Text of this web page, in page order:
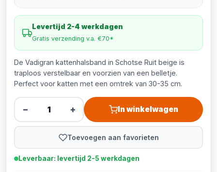
Levertijd 2-4 werkdagen
Gratis verzending v.a. €70*
De Vadigran kattenhalsband in Schotse Ruit beige is
traploos verstelbaar en voorzien van een belletje.
Perfect voor katten met een omtrek van 30-35 cm.
− + In winkelwagen
Toevoegen aan favorieten
Leverbaar: levertijd 2-5 werkdagen